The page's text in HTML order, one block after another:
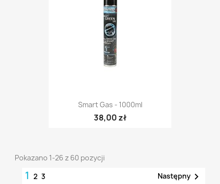
Smart Gas - 1000ml
38,00 zł
Pokazano 1-26 z 60 pozycji
1 2 3 Następny 